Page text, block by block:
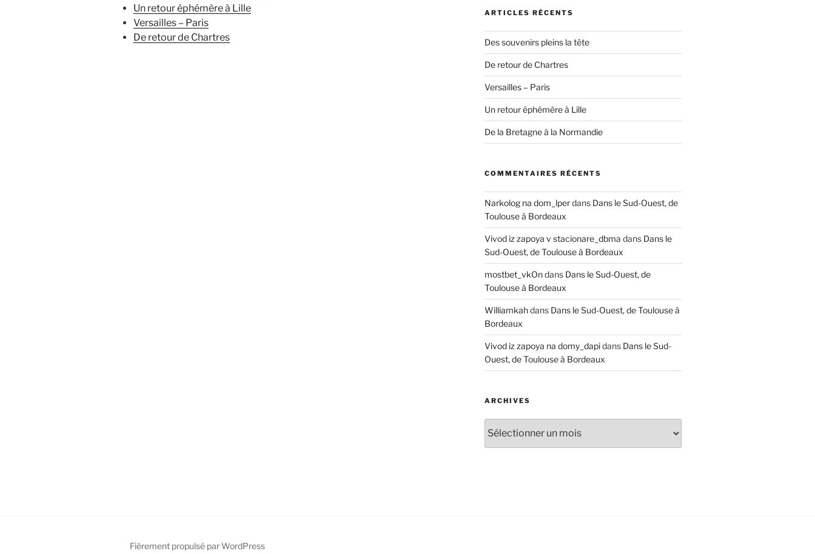
Un retour éphémère à Lille
Versailles – Paris
De retour de Chartres
ARTICLES RÉCENTS
Des souvenirs pleins la tête
De retour de Chartres
Versailles – Paris
Un retour éphémère à Lille
De la Bretagne à la Normandie
COMMENTAIRES RÉCENTS
Narkolog na dom_lperdans Dans le Sud-Ouest, de
Toulouse à Bordeaux
Vivod iz zapoya v stacionare_dbma dans Dans le
Sud-Ouest, de Toulouse à Bordeaux
mostbet_vkOndans Dans le Sud-Ouest, de
Toulouse à Bordeaux
Williamkahdans Dans le Sud-Ouest, de Toulouse à
Bordeaux
Vivod iz zapoya na domy_dapidans Dans le Sud-
Ouest, de Toulouse à Bordeaux
ARCHIVES
Fièrement propulsé par WordPress